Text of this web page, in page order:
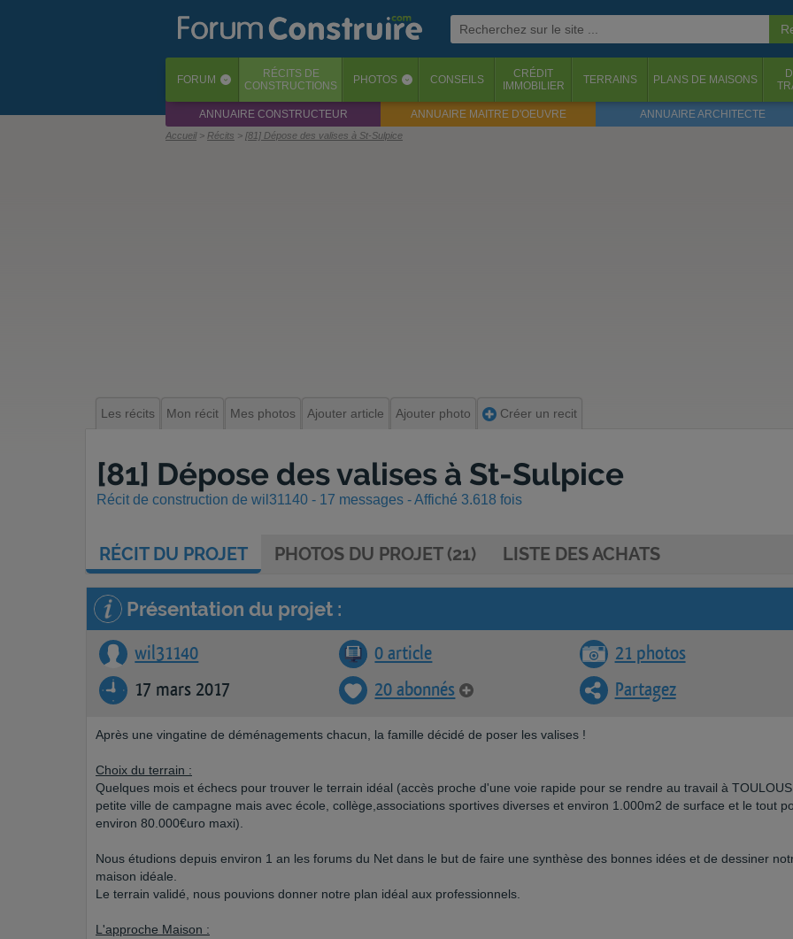
FORUM ‹ RÉCITS DE
CONSTRUCTIONS
PHOTOS ‹ CONSEILS
CRÉDIT
IMMOBILIER
TERRAINS PLANS DE MAISONS
ANNUAIRE CONSTRUCTEUR ANNUAIRE MAITRE D'OEUVRE ANNUAIRE ARCHITECTE
Accueil Récits [81] Dépose des valises à St-Sulpice
Les récits Mon récit Mes photos Ajouter article Ajouter photo Créer un recit
[81] Dépose des valises à St-Sulpice
Récit de construction de wil31140 - 17 messages - Affiché 3.618 fois
RÉCITDU PROJET PHOTOS DU PROJET (21) LISTE DES ACHATS
Présentation du projet :
wil31140 0 article
21 photos
17 mars 2017
20 abonnés Partagez
Après une vingatine de déménagements chacun, la famille décidé de poser les valises !
Choix du terrain :
Quelques mois et échecs pour trouver le terrain idéal (accès proche d'une voie rapide pour se rendre au travail à
petite ville de campagne mais avec école, collège,associations sportives diverses et environ 1.000m2 de surface et le tout
environ 80.000€uro maxi).
Nous étudions depuis environ 1 an les forums du Net dans le but de faire une synthèse des bonnes idées et de dessiner
maison idéale.
Le terrain validé, nous pouvions donner notre plan idéal aux professionnels.
L'approche Maison :